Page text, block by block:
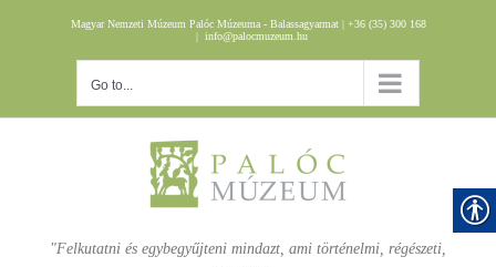
Magyar Nemzeti Múzeum Palóc Múzeuma - Balassagyarmat | +36 (35) 300 168
| info@palocmuzeum.hu
Go to...
"Felkutatni és egybegyűjteni mindazt, ami történelmi, régészeti,